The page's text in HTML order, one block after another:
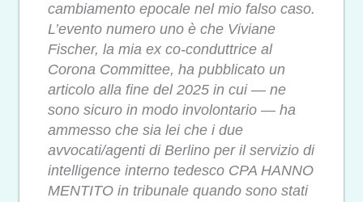
cambiamento epocale nel mio falso caso.
L’evento numero uno è che Viviane
Fischer, la mia ex co-conduttrice al
Corona Committee, ha pubblicato un
articolo alla fine del 2025 in cui — ne
sono sicuro in modo involontario — ha
ammesso che sia lei che i due
avvocati/agenti di Berlino per il servizio di
intelligence interno tedesco CPA HANNO
MENTITO in tribunale quando sono stati